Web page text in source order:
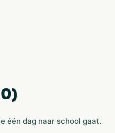
één dag naar school gaat.